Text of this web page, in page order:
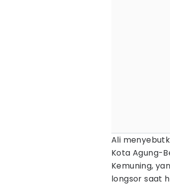
Ali
Kota Agung-
Kemuning,
longsor saat